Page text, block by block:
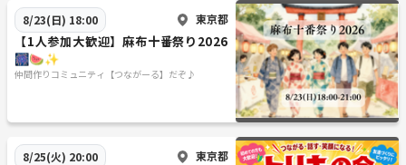
8/23(日) 18:00 東京都
【1人参加大歓迎】麻布十番祭り2026
🎆🍉✨
仲間作りコミュニティ【つながーる】だぞ♪
8/25(火) 20:00 東京都